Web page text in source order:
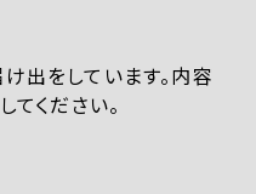
出をしています。内容
てください。